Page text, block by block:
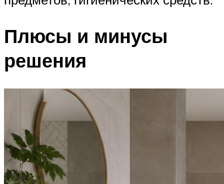
Плюсы и минусы
решения